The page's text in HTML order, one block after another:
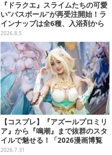
『ドラクエ』スライムたちの可愛
い“バスボール”が再受注開始！ラ
インナップは全6種、入浴剤から
モンスターのフィギュアが出てく
る
2026.8.5
【コスプレ】『アズールプロミリ
ア』から『鳴潮』まで抜群のスタ
イルで魅せる！「2026漫画博覧
会」百花繚乱の台湾美女12選【写
2026.7.31